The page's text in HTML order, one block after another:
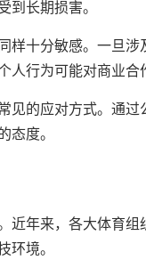
到长期损害。
样十分敏感。一旦涉
行为可能对商业合
见的应对方式。通过
态度。
近年来，各大体育
环境。